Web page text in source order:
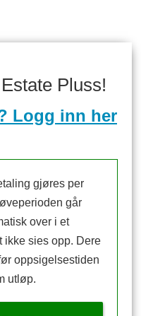
Pluss!
Logg inn her
gjøres per
går
over i et
ikke sies opp. Dere
oppsigelsestiden
utløp.